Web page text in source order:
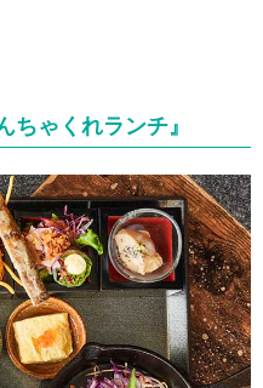
ちゃくれランチ』